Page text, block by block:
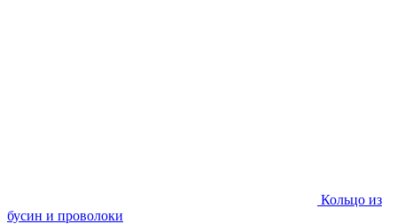
Кольцо из
бусин и проволоки